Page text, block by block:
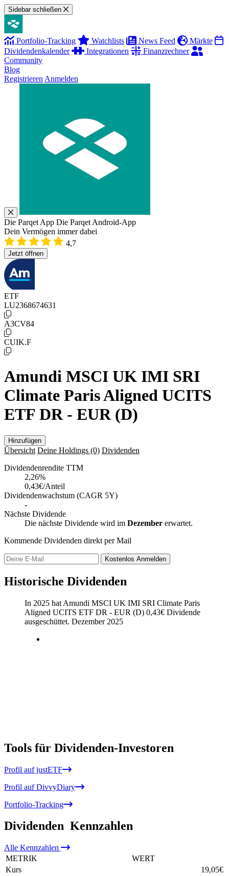
Sidebar schließen
Portfolio-Tracking Watchlists News Feed
Märkte
Dividendenkalender
Integrationen
Finanzrechner
Community
Blog
Registrieren Anmelden
Die Parqet App Die Parqet Android-App
Dein Vermögen immer dabei
4,7
Jetzt öffnen
ETF
LU2368674631
A3CV84
CUIK.F
Amundi MSCI UK IMI SRI
Climate Paris Aligned UCITS
ETF DR - EUR (D)
Hinzufügen
Übersicht Deine Holdings (0) Dividenden
Dividendenrendite TTM
2,26%
0,43€/Anteil
Dividendenwachstum (CAGR 5Y)
-
Nächste Dividende
Die nächste Dividende wird im Dezember erwartet.
Kommende Dividenden direkt per Mail
Kostenlos Anmelden
Historische Dividenden
In 2025 hat Amundi MSCI UK IMI SRI Climate Paris
Aligned UCITS ETF DR - EUR (D) 0,43€ Dividende
ausgeschüttet. Dezember 2025
Tools für Dividenden-Investoren
Profil auf justETF
Profil auf DivvyDiary
Portfolio-Tracking
Dividenden Kennzahlen
Alle Kennzahlen
METRIK
WERT
Kurs
19,05€